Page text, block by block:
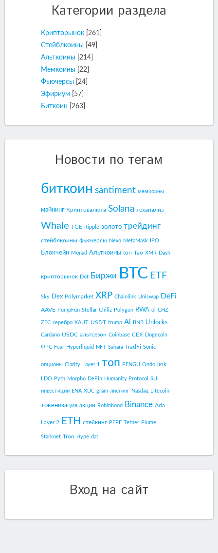
Категории раздела
Крипторынок
[261]
Стейблкоины [49]
Альткоины
[214]
Мемкоины
[22]
Фьючерсы
[24]
Эфириум
[57]
Биткоин
[263]
Новости по тегам
биткоин santiment мемкоины
майнинг Криптовалюта Solana теханализ
Whale TGE Ripple золото трейдинг
стейблкоины фьючерсы Nexo MetaMask IPO
Блокчейн Monad Альткоины ton Tao XMR Dash
крипторынок Dot Биржи BTC ETF
Sky Dex Polymarket XRP Chainlink Uniswap DeFi
AAVE PumpFun Stellar Chiliz Polygon RWA oi CHZ
ZEC серебро XAUT USDT trump Ai BNB Unlocks
Cardano USDC альтсезон Coinbase CEX Dogecoin
ФРС Fear Hyperliquid NFT Sahara TradFi Sonic
опционы Clarity Layer 1 топ PENGU Ondo link
LDO Pyth Morpho DePin Humanity Protocol SUI
инвестиции ENA XDC gram листинг Nasdaq Litecoin
токенизация акции Robinhood Binance Ada
Layer 2 ETH стейкинг PEPE Tether Plume
Starknet Tron Hype dat
Вход на сайт